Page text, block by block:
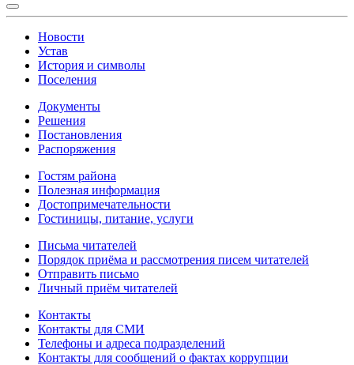
Новости
Устав
История и символы
Поселения
Документы
Решения
Постановления
Распоряжения
Гостям района
Полезная информация
Достопримечательности
Гостиницы, питание, услуги
Письма читателей
Порядок приёма и рассмотрения писем читателей
Отправить письмо
Личный приём читателей
Контакты
Контакты для СМИ
Телефоны и адреса подразделений
Контакты для сообщений о фактах коррупции